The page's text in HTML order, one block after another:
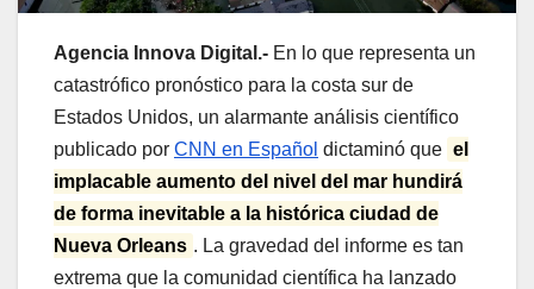
Agencia Innova Digital.- En lo que representa un
catastrófico pronóstico para la costa sur de
Estados Unidos, un alarmante análisis científico
publicado por CNN en Español dictaminó que el
implacable aumento del nivel del mar hundirá
de forma inevitable a la histórica ciudad de
Nueva Orleans . La gravedad del informe es tan
extrema que la comunidad científica ha lanzado